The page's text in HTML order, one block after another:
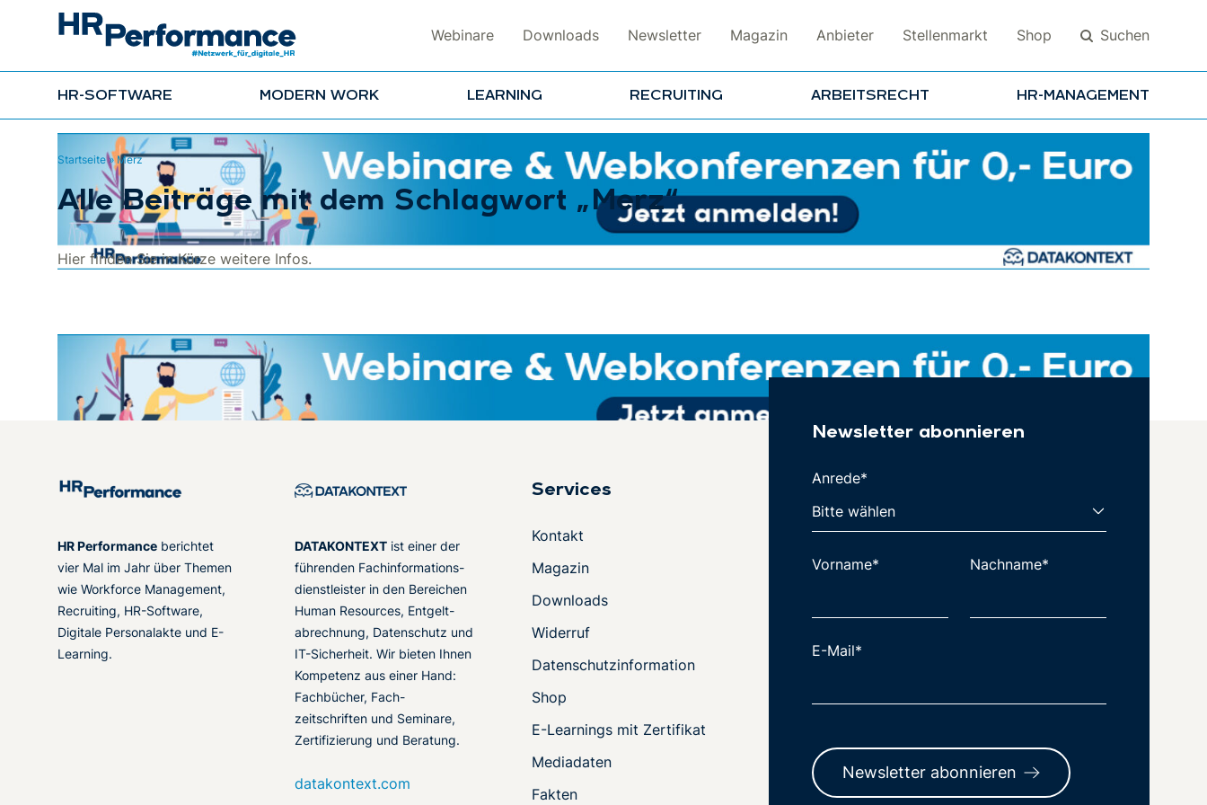
Webinare Downloads Newsletter Magazin Anbieter Stellenmarkt Shop Suchen
HR-SOFTWARE MODERN WORK LEARNING RECRUITING ARBEITSRECHT HR-MANAGEMENT
Suchen
Startseite»Merz
Alle Beiträge mit dem Schlagwort „Merz“
Hier finden Sie in Kürze weitere Infos.
HR Performance berichtet
vier Mal im Jahr über Themen
wie Workforce Management,
Recruiting, HR-Software,
Digitale Personalakte und E-
Learning.
DATAKONTEXT ist einer der
führenden Fachinformations-
dienstleister in den Bereichen
Human Resources, Entgelt-
abrechnung, Datenschutz und
IT-Sicherheit. Wir bieten Ihnen
Kompetenz aus einer Hand:
Fachbücher, Fach-
zeitschriften und Seminare,
Zertifizierung und Beratung.
datakontext.com
Services
Kontakt
Magazin
Downloads
Widerruf
Datenschutzinformation
Shop
E-Learnings mit Zertifikat
Mediadaten
Fakten
Newsletter abonnieren
Anrede*
Vorname* Nachname*
E-Mail*
Newsletter abonnieren